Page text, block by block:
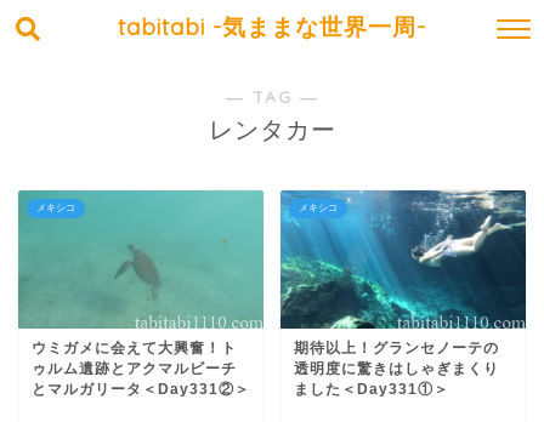
tabitabi -気ままな世界一周-
― TAG ―
レンタカー
メキシコ
ウミガメに会えて大興奮！ト
ゥルム遺跡とアクマルビーチ
とマルガリータ＜Day331②＞
メキシコ
期待以上！グランセノーテの
透明度に驚きはしゃぎまくり
ました＜Day331①＞